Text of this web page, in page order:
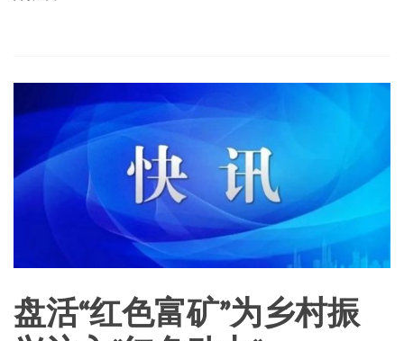
盘活“红色富矿”为乡村振